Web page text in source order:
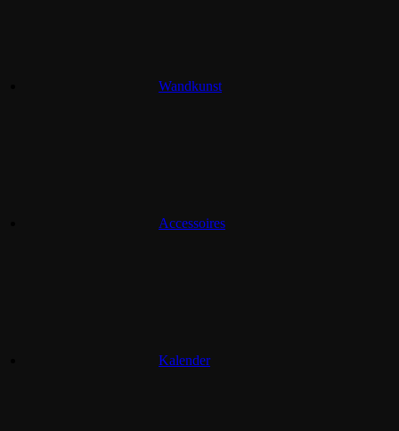
Wandkunst
Accessoires
Kalender